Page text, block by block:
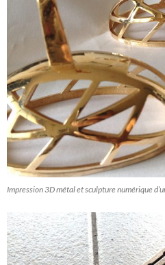
Impression 3D métal et sculpture numérique